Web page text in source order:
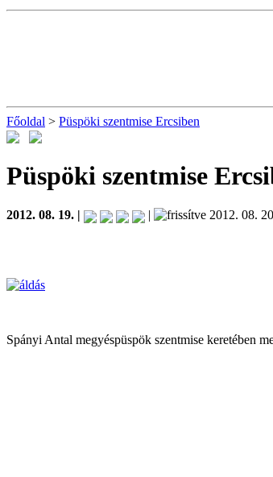
Főoldal > Püspöki szentmise Ercsiben
Püspöki szentmise
2012. 08. 19. | | 2012. 08.
Spányi Antal megyéspüspök szentmise keretében